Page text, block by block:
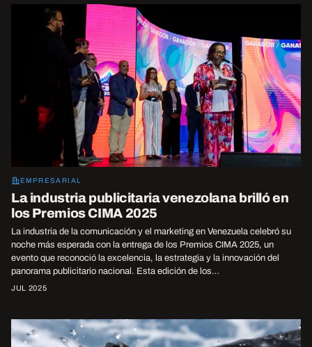
EMPRESARIAL
La industria publicitaria venezolana brilló en
los Premios CIMA 2025
La industria de la comunicación y el marketing en Venezuela celebró su
noche más esperada con la entrega de los Premios CIMA 2025, un
evento que reconoció la excelencia, la estrategia y la innovación del
panorama publicitario nacional. Esta edición de los…
JUL 2025